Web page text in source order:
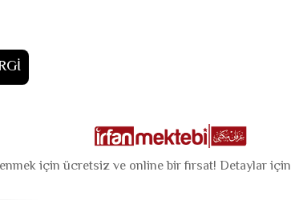
için ücretsiz ve online bir fırsat! Detaylar için